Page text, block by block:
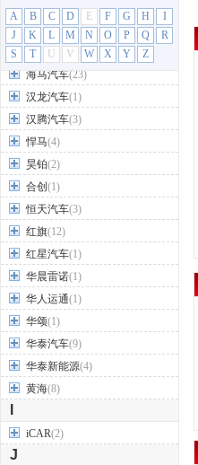
A B C D E F G H
I
J
K L M N O P Q
R
S
T U V W X Y Z
哈飞汽车(6)
哈弗(26)
海格 (2)
海马汽车(23)
汉龙汽车(1)
汉腾汽车(3)
悍马(4)
昊铂(2)
合创 (1)
恒天汽车(3)
红旗(12)
红星汽车(1)
华晨雷诺(1)
华人运通(1)
华颂(1)
华泰汽车(9)
华泰新能源(4)
黄海(8)
iCAR(2)
J